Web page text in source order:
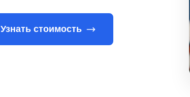
Узнать стоимость